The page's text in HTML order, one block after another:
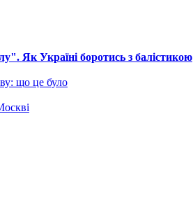
Як Україні боротись з балістикою
що це було